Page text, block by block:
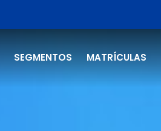
SEGMENTOS MATRÍCULAS